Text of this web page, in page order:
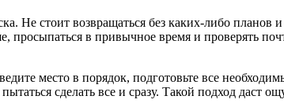
Не стоит возвращаться без каких-либо планов
в привычное время и проверять
место в порядок, подготовьте все
сделать все и сразу. Такой подход даст